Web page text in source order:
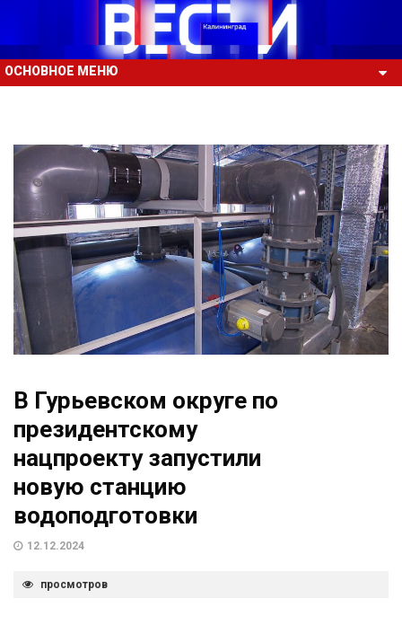
ОСНОВНОЕ МЕНЮ
В Гурьевском округе по
президентскому
нацпроекту запустили
новую станцию
водоподготовки
12.12.2024
просмотров